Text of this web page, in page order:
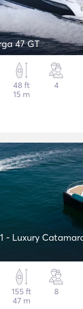
47 GT
48 ft
15 m
4
- Luxury
155 ft
47 m
8